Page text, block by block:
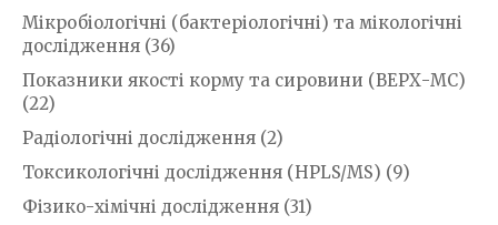
Мікробіологічні (бактеріологічні) та мікологічні
дослідження (36)
Показники якості корму та сировини (ВЕРХ-МС)
(22)
Радіологічні дослідження (2)
Токсикологічні дослідження (HPLS/MS) (9)
Фізико-хімічні дослідження (31)